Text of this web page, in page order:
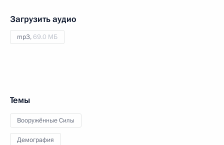
Загрузить аудио
mp3,69.0 МБ
Темы
Вооружённые Силы
Демография